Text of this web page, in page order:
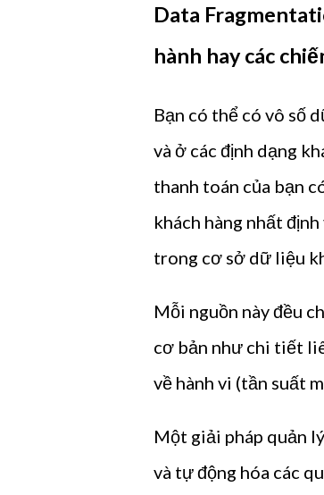
Data
hành hay các
Bạn có thể có vô số
và ở các định dạng
thanh toán của bạn
khách hàng nhất
trong cơ sở dữ liệu
Mỗi nguồn này đều
cơ bản như chi tiết
về hành vi (tần suất
Một giải pháp quản
và tự động hóa các